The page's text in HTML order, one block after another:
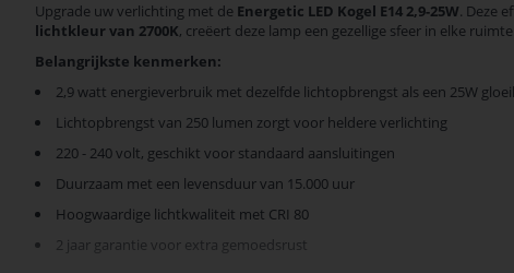
Upgrade uw verlichting met de Energetic LED Kogel E14 2,9-25W. Deze
lichtkleur van 2700K, creëert deze lamp een gezellige sfeer in elke ruimte.
Belangrijkste kenmerken:
2,9 watt energieverbruik met dezelfde lichtopbrengst als een 25W
Lichtopbrengst van 250 lumen zorgt voor heldere verlichting
220 - 240 volt, geschikt voor standaard aansluitingen
Duurzaam met een levensduur van 15.000 uur
Hoogwaardige lichtkwaliteit met CRI 80
2 jaar garantie voor extra gemoedsrust